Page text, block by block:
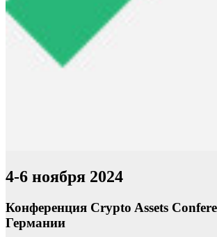
4-6 ноября 2024
Конференция Crypto Assets
Германии